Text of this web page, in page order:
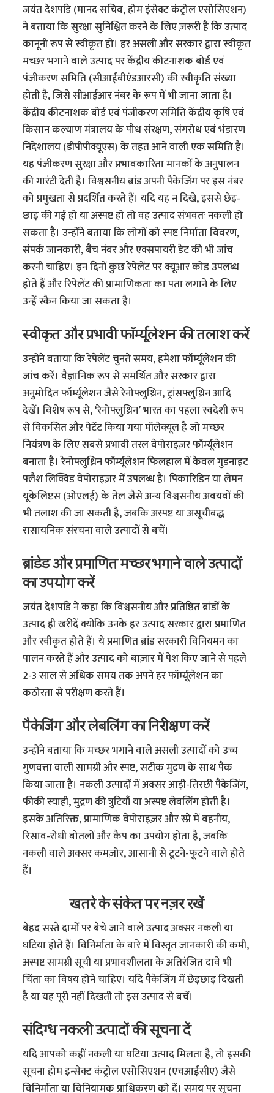
जयंत देशपांडे (मानद सचिव, होम इंसेक्ट कंट्रोल एसोसिएशन)
ने बताया कि सुरक्षा सुनिश्चित करने के लिए ज़रूरी है कि उत्पाद
कानूनी रूप से स्वीकृत हो। हर असली और सरकार द्वारा स्वीकृत
मच्छर भगाने वाले उत्पाद पर केंद्रीय कीटनाशक बोर्ड एवं
पंजीकरण समिति (सीआईबीएंडआरसी) की स्वीकृति संख्या
होती है, जिसे सीआईआर नंबर के रूप में भी जाना जाता है।
केंद्रीय कीटनाशक बोर्ड एवं पंजीकरण समिति केंद्रीय कृषि एवं
किसान कल्याण मंत्रालय के पौध संरक्षण, संगरोध एवं भंडारण
निदेशालय (डीपीपीक्यूएस) के तहत आने वाली एक समिति है।
यह पंजीकरण सुरक्षा और प्रभावकारिता मानकों के अनुपालन
की गारंटी देती है। विश्वसनीय ब्रांड अपनी पैकेजिंग पर इस नंबर
को प्रमुखता से प्रदर्शित करते हैं। यदि यह न दिखे, इससे छेड़-
छाड़ की गई हो या अस्पष्ट हो तो वह उत्पाद संभवतः नकली हो
सकता है। उन्होंने बताया कि लोगों को स्पष्ट निर्माता विवरण,
संपर्क जानकारी, बैच नंबर और एक्सपायरी डेट की भी जांच
करनी चाहिए। इन दिनों कुछ रेपेलेंट पर क्यूआर कोड उपलब्ध
होते हैं और रिपेलेंट की प्रामाणिकता का पता लगाने के लिए
उन्हें स्कैन किया जा सकता है।
स्वीकृत और प्रभावी फॉर्म्यूलेशन की तलाश करें
उन्होंने बताया कि रेपेलेंट चुनते समय, हमेशा फॉर्म्यूलेशन की
जांच करें। वैज्ञानिक रूप से समर्थित और सरकार द्वारा
अनुमोदित फॉर्म्यूलेशन जैसे रेनोफ्लुथ्रिन, ट्रांसफ्लुथ्रिन आदि
देखें। विशेष रूप से, ‘रेनोफ्लुथ्रिन’ भारत का पहला स्वदेशी रूप
से विकसित और पेटेंट किया गया मॉलेक्यूल है जो मच्छर
नियंत्रण के लिए सबसे प्रभावी तरल वेपोराइज़र फॉर्म्यूलेशन
बनाता है। रेनोफ्लुथ्रिन फॉर्म्यूलेशन फिलहाल में केवल गुडनाइट
फ्लैश लिक्विड वेपोराइज़र में उपलब्ध है। पिकारिडिन या लेमन
यूकेलिप्टस (ओएलई) के तेल जैसे अन्य विश्वसनीय अवयवों की
भी तलाश की जा सकती है, जबकि अस्पष्ट या असूचीबद्ध
रासायनिक संरचना वाले उत्पादों से बचें।
ब्रांडेड और प्रमाणित मच्छर भगाने वाले उत्पादों
का उपयोग करें
जयंत देशपांडे ने कहा कि विश्वसनीय और प्रतिष्ठित ब्रांडों के
उत्पाद ही खरीदें क्योंकि उनके हर उत्पाद सरकार द्वारा प्रमाणित
और स्वीकृत होते हैं। ये प्रमाणित ब्रांड सरकारी विनियमन का
पालन करते हैं और उत्पाद को बाज़ार में पेश किए जाने से पहले
2-3 साल से अधिक समय तक अपने हर फॉर्म्यूलेशन का
कठोरता से परीक्षण करते हैं।
पैकेजिंग और लेबलिंग का निरीक्षण करें
उन्होंने बताया कि मच्छर भगाने वाले असली उत्पादों को उच्च
गुणवत्ता वाली सामग्री और स्पष्ट, सटीक मुद्रण के साथ पैक
किया जाता है। नकली उत्पादों में अक्सर आड़ी-तिरछी पैकेजिंग,
फीकी स्याही, मुद्रण की त्रुटियाँ या अस्पष्ट लेबलिंग होती है।
इसके अतिरिक्त, प्रामाणिक वेपोराइज़र और स्प्रे में वहनीय,
रिसाव-रोधी बोतलों और कैप का उपयोग होता है, जबकि
नकली वाले अक्सर कमज़ोर, आसानी से टूटने-फूटने वाले होते
हैं।
खतरे के संकेत पर नज़र रखें
बेहद सस्ते दामों पर बेचे जाने वाले उत्पाद अक्सर नकली या
घटिया होते हैं। विनिर्माता के बारे में विस्तृत जानकारी की कमी,
अस्पष्ट सामग्री सूची या प्रभावशीलता के अतिरंजित दावे भी
चिंता का विषय होने चाहिए। यदि पैकेजिंग में छेड़छाड़ दिखती
है या यह पूरी नहीं दिखती तो इस उत्पाद से बचें।
संदिग्ध नकली उत्पादों की सूचना दें
यदि आपको कहीं नकली या घटिया उत्पाद मिलता है, तो इसकी
सूचना होम इन्सेक्ट कंट्रोल एसोसिएशन (एचआईसीए) जैसे
विनिर्माता या विनियामक प्राधिकरण को दें। समय पर सूचना